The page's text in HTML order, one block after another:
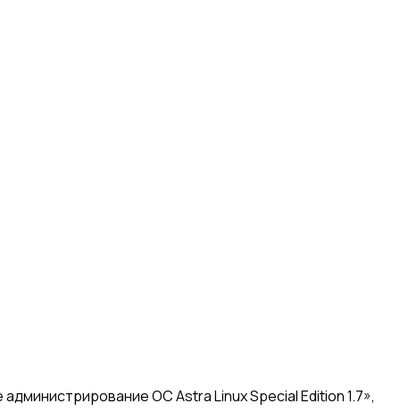
ОС Astra Linux Special Edition 1.7»,